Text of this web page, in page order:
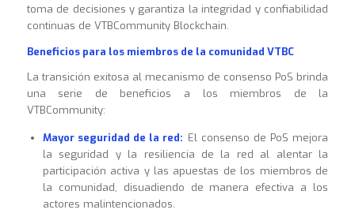
toma de decisiones y garantiza la integridad y confiabilidad
continuas de VTBCommunity Blockchain.
Beneficios para los miembros de la comunidad VTBC
La transición exitosa al mecanismo de consenso PoS brinda
una serie de beneficios a los miembros de la
VTBCommunity:
Mayor seguridad de la red: El consenso de PoS mejora
la seguridad y la resiliencia de la red al alentar la
participación activa y las apuestas de los miembros de
la comunidad, disuadiendo de manera efectiva a los
actores malintencionados.